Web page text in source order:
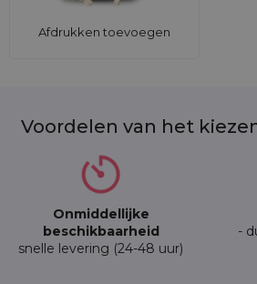
Afdrukken toevoegen
Voordelen van het
Onmiddellijke
beschikbaarheid
snelle levering (24-48 uur)
-